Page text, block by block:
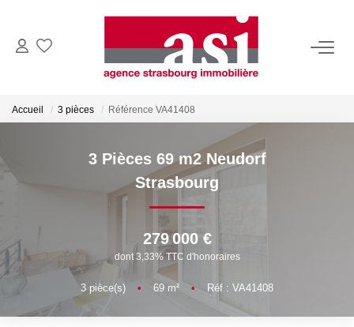
VENDRE
Estimez Votre Bien
Pourquoi Nous Choisir ?
ACHETER
LOUER
Consulter Nos Annonces
Accueil 3 pièces Référence VA41408
3 Pièces 69 m2 Neudorf
Strasbourg
279 000 €
dont 3,33% TTC d'honoraires
3 pièce(s) • 69 m² • Réf : VA41408